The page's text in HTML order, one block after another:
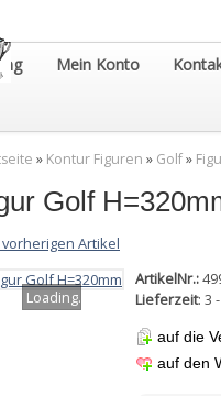
Mein Konto
» Kontur Figuren » Golf»
Golf
Artikel
Loading...
ArtikelNr.:
Lieferzeit: 3
auf die
auf den